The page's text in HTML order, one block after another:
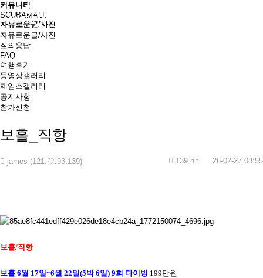
커뮤니티
SCUBAMALL
자유로운글/사진
자유로운글/사진
질의응답
FAQ
여행후기
동영상갤러리
제임스갤러리
공지사항
참가신청
보홀_직항
james (121.♡.93.139) 26-02-27 08:55
139 hit
보홀/직항
보홀 6월 17일~6월 22일(5박6일) 9회 다이빙 199만원